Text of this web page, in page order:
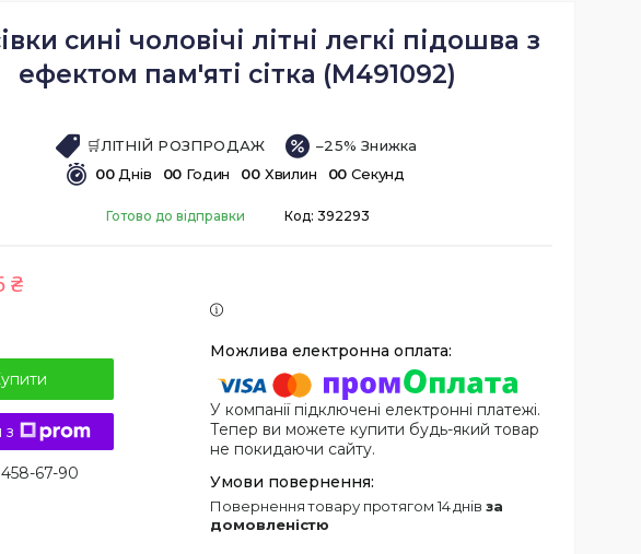
сині чоловічі літні легкі підошва з
ефектом пам'яті сітка (M491092)
🛒ЛІТНІЙ РОЗПРОДАЖ
–25%
00 Днів 00 Годин 00 Хвилин 00 Секунд
Готово до відправки Код: 392293
₴
з
67-90
У компанії підключені електронні платежі.
Тепер ви можете купити будь-який товар
не покидаючи сайту.
повернення товару протягом 14 днів за
домовленістю